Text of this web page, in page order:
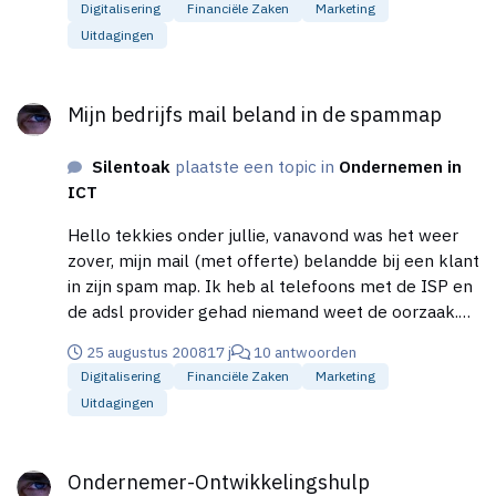
Digitalisering Financiële Zaken
Marketing
Uitdagingen
Mijn bedrijfs mail beland in de spammap
Silentoak plaatste een topic in Ondernemen in
ICT
Hello tekkies onder jullie, vanavond was het weer
zover, mijn mail (met offerte) belandde bij een klant
in zijn spam map. Ik heb al telefoons met de ISP en
de adsl provider gehad niemand weet de oorzaak.
waarom andere ISP's mijn adres als spam zagen
kwam omdat mijn site in het Engels en het
Nederlands is (???) Ik heb al bepaalde sites
noodzaak gehad om meer als 10 mails tegelijk te
25 augustus 200817 j 10 antwoorden
Digitalisering Financiële Zaken
Marketing
Uitdagingen
Ondernemer-Ontwikkelingshulp